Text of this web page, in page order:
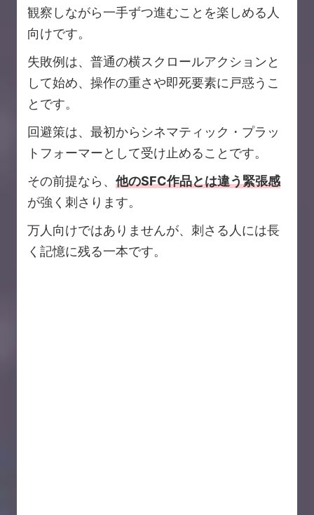
観察しながら一手ずつ進むことを楽しめる人
向けです。
失敗例は、普通の横スクロールアクションと
して始め、操作の重さや即死要素に戸惑うこ
とです。
回避策は、最初からシネマティック・プラッ
トフォーマーとして受け止めることです。
その前提なら、 他のSFC作品とは違う緊張感
が強く刺さります。
万人向けではありませんが、刺さる人には長
く記憶に残る一本です。